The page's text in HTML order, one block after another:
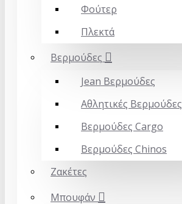
Φούτερ
Πλεκτά
Βερμούδες
Jean Βερμούδες
Αθλητικές Βερμούδες
Βερμούδες Cargo
Βερμούδες Chinos
Ζακέτες
Mπουφάν